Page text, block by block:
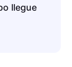
llegue